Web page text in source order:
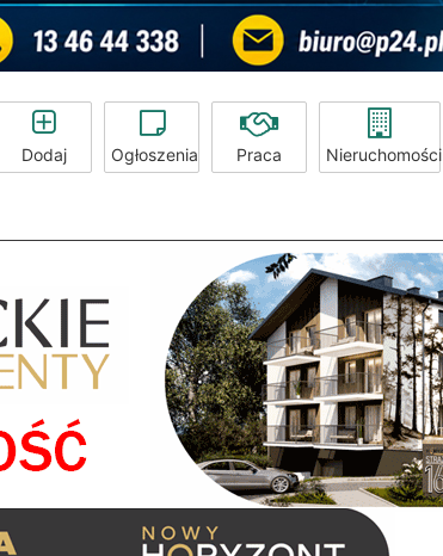
Dodaj Ogłoszenia Praca Nieruchomości